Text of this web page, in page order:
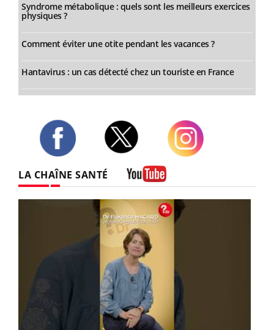
Syndrome métabolique : quels sont les meilleurs exercices
physiques ?
Comment éviter une otite pendant les vacances ?
Hantavirus : un cas détecté chez un touriste en France
LA CHAÎNE SANTÉ